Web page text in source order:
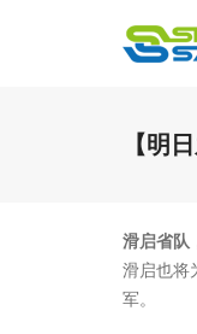
【明
滑启省队
滑启也将
军。